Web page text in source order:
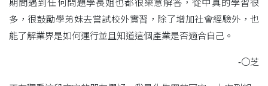
期間遇到任何問題學長姐也都很樂意解答，從中真的學習很
多，很鼓勵學弟妹去嘗試校外實習，除了增加社會經驗外，也
能了解業界是如何運行並且知道這個產業是否適合自己。
-〇芝